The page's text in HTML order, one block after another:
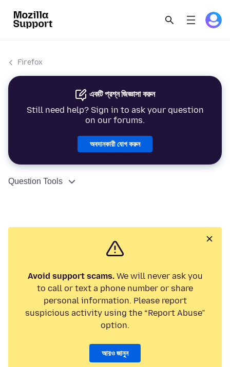
Firefox
একটি প্রশ্ন জিজ্ঞাসা করুন
Still need help? Sign in to ask your question
on our forums.
অবদানকারী যোগ করুন
Question Tools
Avoid support scams.We will never ask you
to call or text a phone number or share
personal information. Please report
suspicious activity using the “Report Abuse”
option.
আরও জানুন